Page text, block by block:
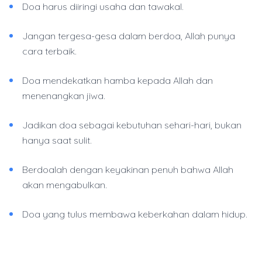
Doa harus diiringi usaha dan tawakal.
Jangan tergesa-gesa dalam berdoa, Allah punya
cara terbaik.
Doa mendekatkan hamba kepada Allah dan
menenangkan jiwa.
Jadikan doa sebagai kebutuhan sehari-hari, bukan
hanya saat sulit.
Berdoalah dengan keyakinan penuh bahwa Allah
akan mengabulkan.
Doa yang tulus membawa keberkahan dalam hidup.